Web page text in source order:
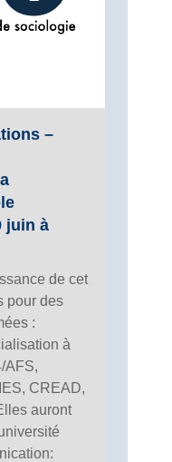
–
juin à
de cet
pour des
:
à
AFS,
CREAD,
auront